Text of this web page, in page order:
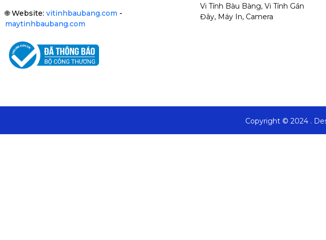
🌐Website: vitinhbaubang.com -
maytinhbaubang.com
Vi Tính Bàu Bàng, Vi Tính Gần
Đây, Máy In, Camera
Copyright © 2024 .